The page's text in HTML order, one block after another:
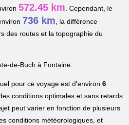
572.45 km. Cependant, le
736 km, la différence
des routes et la topographie du
de-Buch à Fontaine:
pour ce voyage est d'environ6
conditions optimales et sans retards
peut varier en fonction de plusieurs
conditions météorologiques, et